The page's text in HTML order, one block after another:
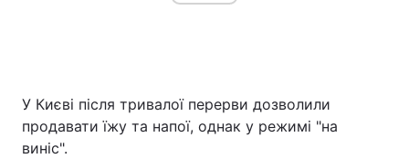
Головна Війна
У Києві після тривалої перерви дозволили
продавати їжу та напої, однак у режимі "на
виніс".